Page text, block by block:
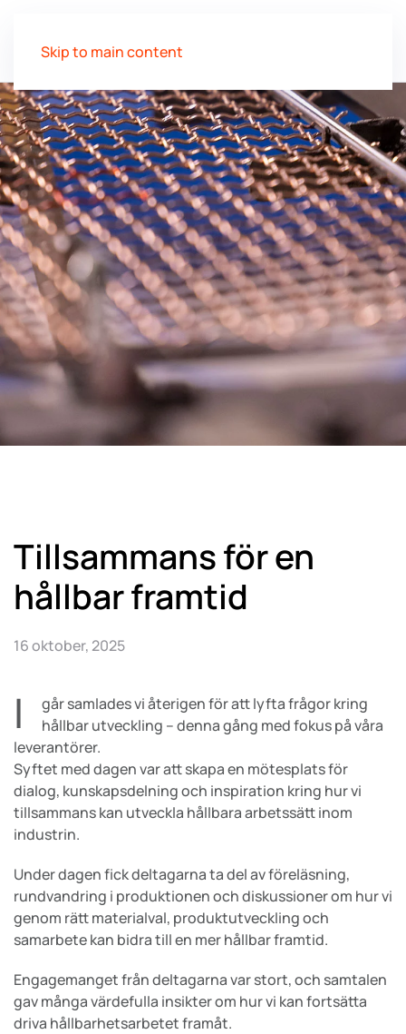
Skip to main content
Tillsammans för en
hållbar framtid
16 oktober, 2025
I
går samlades vi återigen för att lyfta frågor kring
hållbar utveckling – denna gång med fokus på våra
leverantörer.
Syftet med dagen var att skapa en mötesplats för
dialog, kunskapsdelning och inspiration kring hur vi
tillsammans kan utveckla hållbara arbetssätt inom
industrin.
Under dagen fick deltagarna ta del av föreläsning,
rundvandring i produktionen och diskussioner om hur vi
genom rätt materialval, produktutveckling och
samarbete kan bidra till en mer hållbar framtid.
Engagemanget från deltagarna var stort, och samtalen
gav många värdefulla insikter om hur vi kan fortsätta
driva hållbarhetsarbetet framåt.